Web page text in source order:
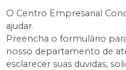
O Centro Empresarial
ajudar.
Preencha o formulário
nosso departamento de
esclarecer suas duvidas,